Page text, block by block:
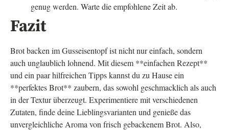
genug werden. Warte die empfohlene Zeit ab.
Fazit
Brot backen im Gusseisentopf ist nicht nur einfach, sondern
auch unglaublich lohnend. Mit diesem **einfachen Rezept**
und ein paar hilfreichen Tipps kannst du zu Hause ein
**perfektes Brot** zaubern, das sowohl geschmacklich als auch
in der Textur überzeugt. Experimentiere mit verschiedenen
Zutaten, finde deine Lieblingsvarianten und genieße das
unvergleichliche Aroma von frisch gebackenem Brot. Also,